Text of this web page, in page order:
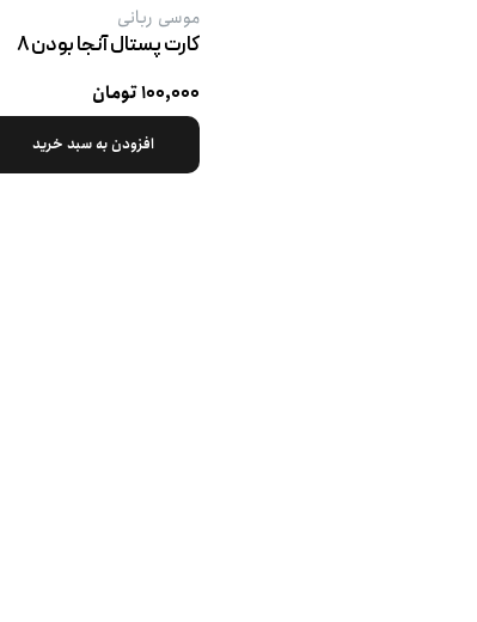
موسی ربانی
کارت پستال آنجا بودن ۸
۱۰۰,۰۰۰ تومان
افزودن به سبد خرید